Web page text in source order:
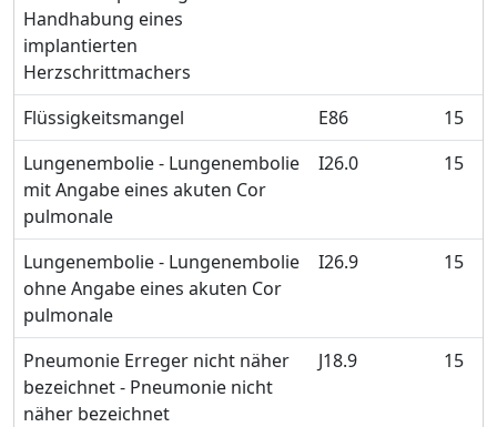
Handhabung eines
implantierten
Herzschrittmachers
Flüssigkeitsmangel E86
15
Lungenembolie - Lungenembolie
mit Angabe eines akuten Cor
pulmonale
I26.0 15
Lungenembolie - Lungenembolie
ohne Angabe eines akuten Cor
pulmonale
I26.9 15
Pneumonie Erreger nicht näher
bezeichnet - Pneumonie nicht
näher bezeichnet
J18.9 15